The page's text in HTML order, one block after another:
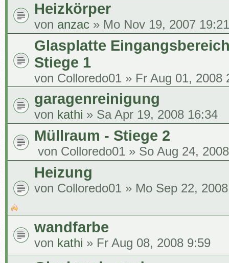
Heizkörper
von anzac » Mo Nov 19, 2007 19:21
Glasplatte
Stiege 1
von Colloredo01 » Fr Aug 01, 2008
garagenreinigung
von kathi » Sa Apr 19, 2008 16:34
Müllraum - Stiege 2
von Colloredo01 » So Aug 24,
Heizung
von Colloredo01 » Mo Sep 22,
wandfarbe
von kathi » Fr Aug 08, 2008 9:59